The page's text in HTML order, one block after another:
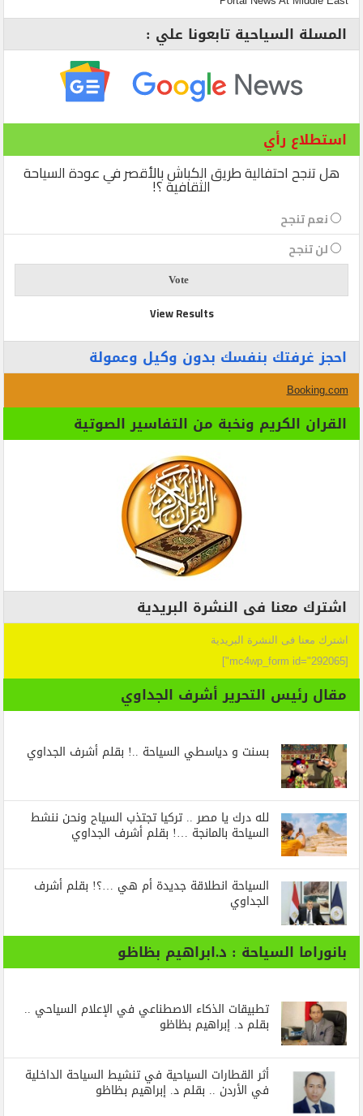
المسلة السياحية تابعونا علي :
استطلاع رأي
هل تنجح احتفالية طريق الكباش بالأقصر في عودة السياحة
الثقافية ؟!
نعم تنجح
لن تنجح
View Results
احجز غرفتك بنفسك بدون وكيل وعمولة
Booking.com
القران الكريم ونخبة من التفاسير الصوتية
اشترك معنا فى النشرة البريدية
اشترك معنا فى النشرة البريدية
[mc4wp_form id="292065"]
مقال رئيس التحرير أشرف الجداوي
بسنت و دياسطي السياحة ..! بقلم أشرف الجداوي
لله درك يا مصر .. تركيا تجتذب السياح ونحن ننشط
السياحة بالمانجة …! بقلم أشرف الجداوي
السياحة انطلاقة جديدة أم هي …؟! بقلم أشرف
الجداوي
بانوراما السياحة : د.ابراهيم بظاظو
تطبيقات الذكاء الاصطناعي في الإعلام السياحي ..
بقلم د. إبراهيم بظاظو
أثر القطارات السياحية في تنشيط السياحة الداخلية
في الأردن .. بقلم د. إبراهيم بظاظو